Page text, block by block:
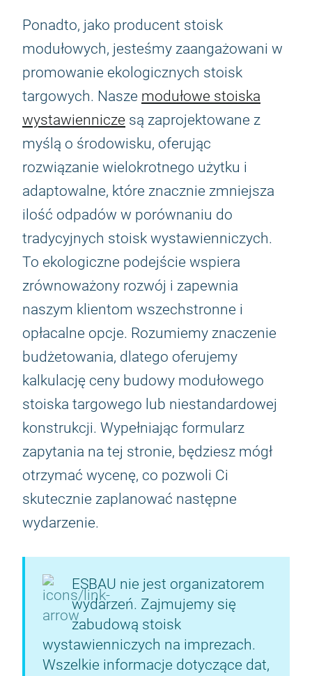
Ponadto, jako producent stoisk
modułowych, jesteśmy zaangażowani w
promowanie ekologicznych stoisk
targowych. Nasze modułowe stoiska
wystawiennicze są zaprojektowane z
myślą o środowisku, oferując
rozwiązanie wielokrotnego użytku i
adaptowalne, które znacznie zmniejsza
ilość odpadów w porównaniu do
tradycyjnych stoisk wystawienniczych.
To ekologiczne podejście wspiera
zrównoważony rozwój i zapewnia
naszym klientom wszechstronne i
opłacalne opcje. Rozumiemy znaczenie
budżetowania, dlatego oferujemy
kalkulację ceny budowy modułowego
stoiska targowego lub niestandardowej
konstrukcji. Wypełniając formularz
zapytania na tej stronie, będziesz mógł
otrzymać wycenę, co pozwoli Ci
skutecznie zaplanować następne
wydarzenie.
ESBAU nie jest organizatorem
wydarzeń. Zajmujemy się
zabudową stoisk
wystawienniczych na imprezach.
Wszelkie informacje dotyczące dat,